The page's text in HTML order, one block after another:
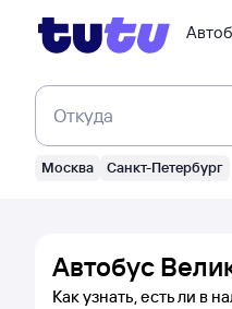
Откуда
Москва Санкт-Петербург
Автобус
Как узнать, есть ли в